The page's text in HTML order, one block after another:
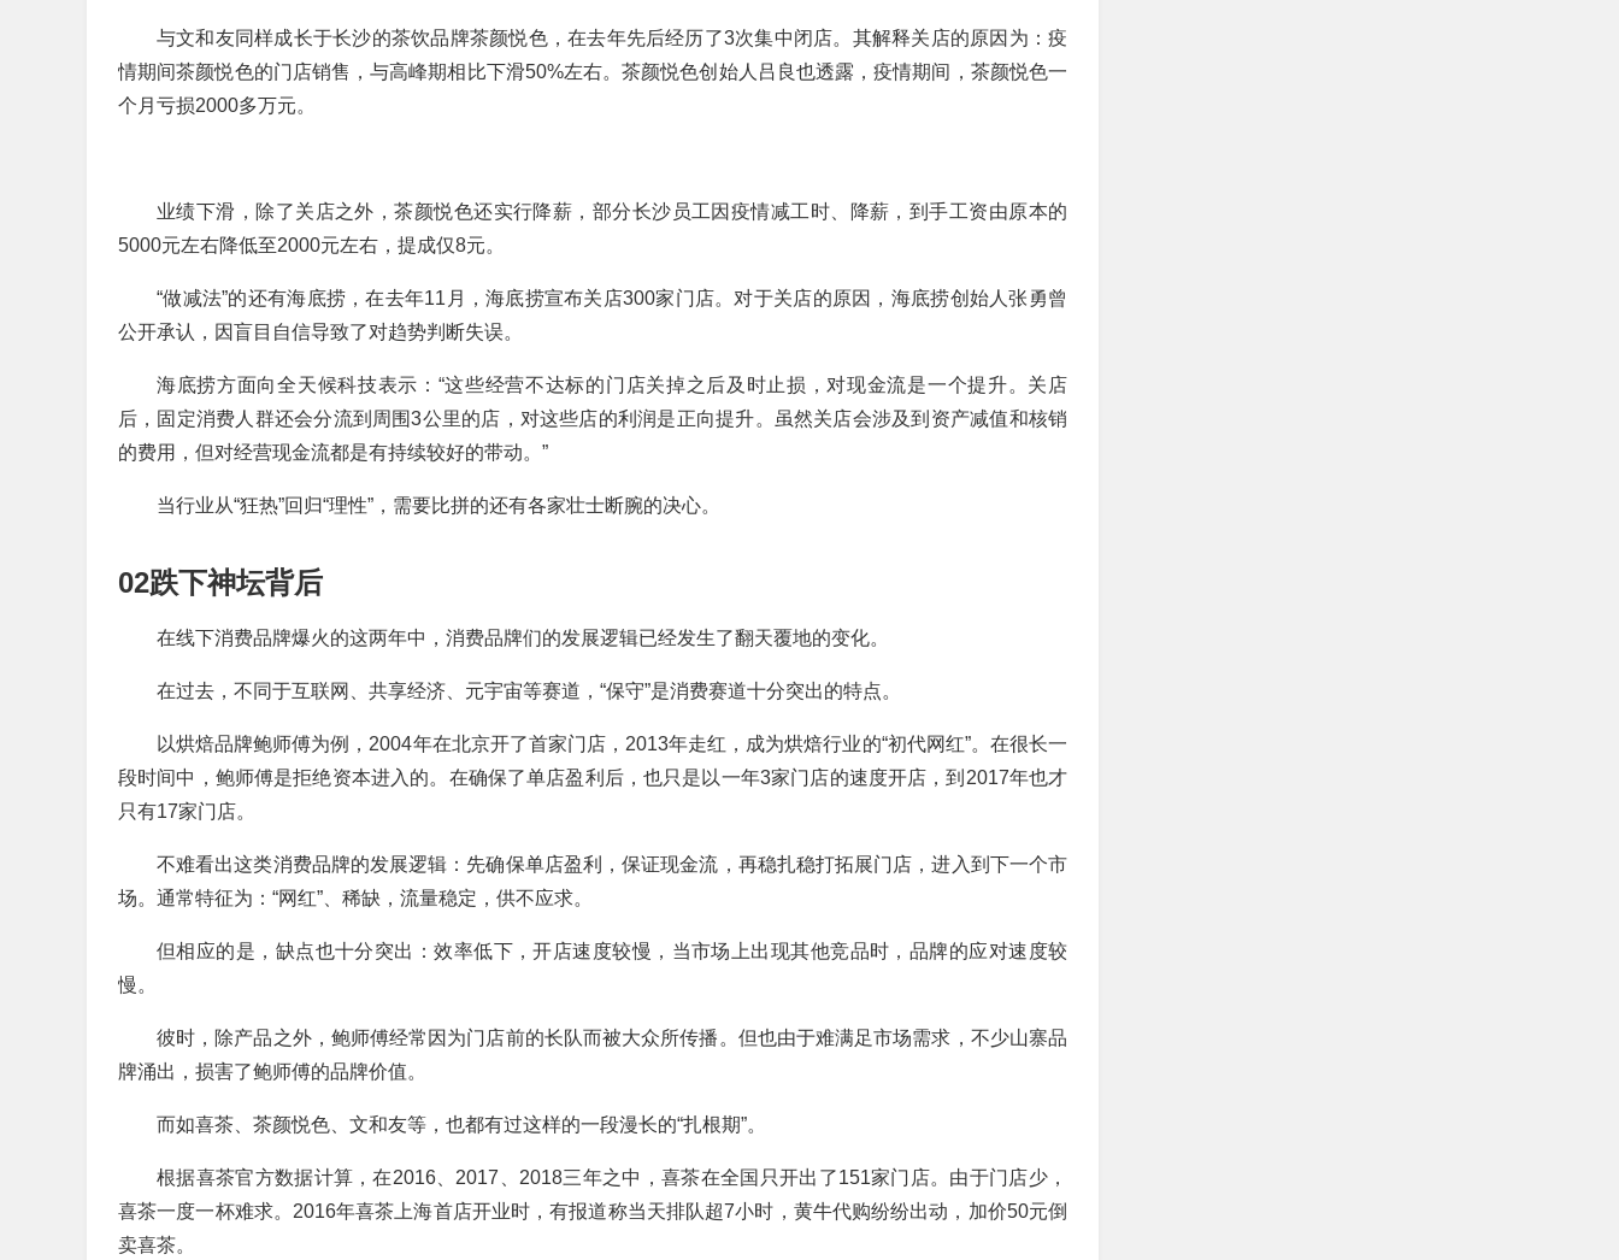
与文和友同样成长于长沙的茶饮品牌茶颜悦色，在去年先后经历了3次集中闭店。其解释关店的原因为：疫
情期间茶颜悦色的门店销售，与高峰期相比下滑50%左右。茶颜悦色创始人吕良也透露，疫情期间，茶颜悦色一
个月亏损2000多万元。
业绩下滑，除了关店之外，茶颜悦色还实行降薪，部分长沙员工因疫情减工时、降薪，到手工资由原本的
5000元左右降低至2000元左右，提成仅8元。
“做减法”的还有海底捞，在去年11月，海底捞宣布关店300家门店。对于关店的原因，海底捞创始人张勇曾
公开承认，因盲目自信导致了对趋势判断失误。
海底捞方面向全天候科技表示：“这些经营不达标的门店关掉之后及时止损，对现金流是一个提升。关店
后，固定消费人群还会分流到周围3公里的店，对这些店的利润是正向提升。虽然关店会涉及到资产减值和核销
的费用，但对经营现金流都是有持续较好的带动。”
当行业从“狂热”回归“理性”，需要比拼的还有各家壮士断腕的决心。
02跌下神坛背后
在线下消费品牌爆火的这两年中，消费品牌们的发展逻辑已经发生了翻天覆地的变化。
在过去，不同于互联网、共享经济、元宇宙等赛道，“保守”是消费赛道十分突出的特点。
以烘焙品牌鲍师傅为例，2004年在北京开了首家门店，2013年走红，成为烘焙行业的“初代网红”。在很长一
段时间中，鲍师傅是拒绝资本进入的。在确保了单店盈利后，也只是以一年3家门店的速度开店，到2017年也才
只有17家门店。
不难看出这类消费品牌的发展逻辑：先确保单店盈利，保证现金流，再稳扎稳打拓展门店，进入到下一个市
场。通常特征为：“网红”、稀缺，流量稳定，供不应求。
但相应的是，缺点也十分突出：效率低下，开店速度较慢，当市场上出现其他竞品时，品牌的应对速度较
慢。
彼时，除产品之外，鲍师傅经常因为门店前的长队而被大众所传播。但也由于难满足市场需求，不少山寨品
牌涌出，损害了鲍师傅的品牌价值。
而如喜茶、茶颜悦色、文和友等，也都有过这样的一段漫长的“扎根期”。
根据喜茶官方数据计算，在2016、2017、2018三年之中，喜茶在全国只开出了151家门店。由于门店少，
喜茶一度一杯难求。2016年喜茶上海首店开业时，有报道称当天排队超7小时，黄牛代购纷纷出动，加价50元倒
卖喜茶。